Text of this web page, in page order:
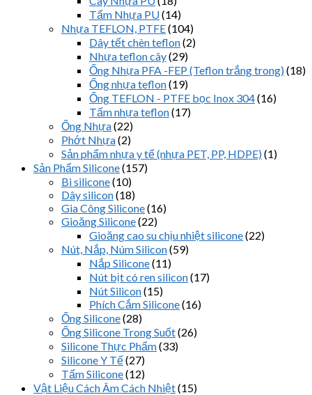
Tấm Nhựa PU(14)
Nhựa TEFLON, PTFE(104)
Dây tết chèn teflon(2)
Nhựa teflon cây(29)
Ống Nhựa PFA -FEP (Teflon trắng trong)(18)
Ống nhựa teflon(19)
Ống TEFLON - PTFE bọc Inox 304(16)
Tấm nhựa teflon(17)
Ống Nhựa(22)
Phớt Nhựa(2)
Sản phẩm nhựa y tế (nhựa PET, PP, HDPE)(1)
Sản Phẩm Silicone(157)
Bi silicone(10)
Dây silicon(18)
Gia Công Silicone(16)
Gioăng Silicone(22)
Gioăng cao su chịu nhiệt silicone(22)
Nút, Nắp, Núm Silicon(59)
Nắp Silicone(11)
Nút bịt có ren silicon(17)
Nút Silicon(15)
Phích Cắm Silicone(16)
Ống Silicone(28)
Ống Silicone Trong Suốt(26)
Silicone Thực Phẩm(33)
Silicone Y Tế(27)
Tấm Silicone(12)
Vật Liệu Cách Âm Cách Nhiệt(15)